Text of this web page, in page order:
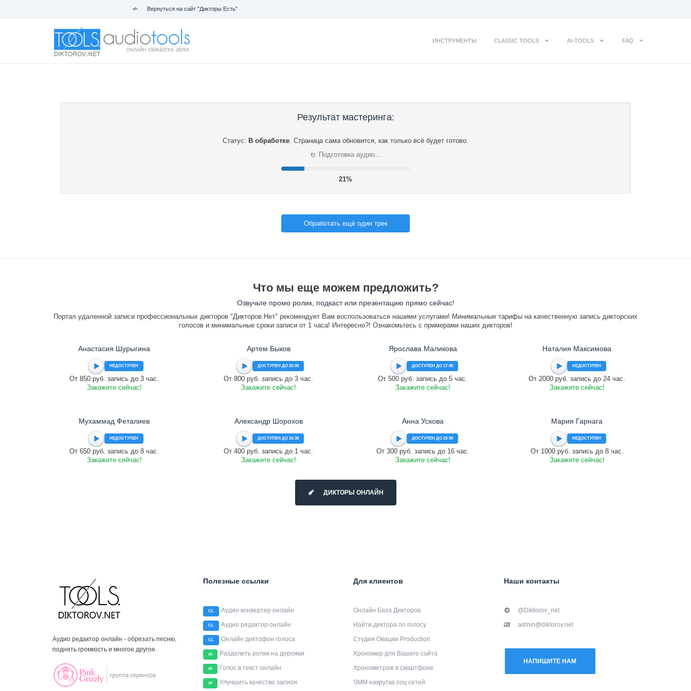
Вернуться на сайт "Дикторы Есть"
ИНСТРУМЕНТЫ CLASSIC TOOLS AI-TOOLS FAQ
Результат мастеринга:
Статус: В обработке. Страница сама обновится, как только всё будет готово.
⟳ Подготовка аудио…
21%
Обработать ещё один трек
Что мы еще можем предложить?
Озвучьте промо ролик, подкаст или презентацию прямо сейчас!
Портал удаленной записи профессиональных дикторов "Дикторов.Нет" рекомендует Вам воспользоваться нашими услугами! Минимальные тарифы на качественную запись дикторских
голосов и минимальные сроки записи от 1 часа! Интересно?! Ознакомьтесь с примерами наших дикторов!
Анастасия Шурыгина
НЕДОСТУПЕН
От 850 руб. запись до 3 час.
Закажите сейчас!
Артем Быков
ДОСТУПЕН ДО 20:00
От 800 руб. запись до 3 час.
Закажите сейчас!
Ярослава Маликова
ДОСТУПЕН ДО 17:00
От 500 руб. запись до 5 час.
Закажите сейчас!
Наталия Максимова
НЕДОСТУПЕН
От 2000 руб. запись до 24 час.
Закажите сейчас!
Мухаммад Феталиев
НЕДОСТУПЕН
От 650 руб. запись до 8 час.
Закажите сейчас!
Александр Шорохов
ДОСТУПЕН ДО 16:30
От 400 руб. запись до 1 час.
Закажите сейчас!
Анна Ускова
ДОСТУПЕН ДО 23:00
От 300 руб. запись до 16 час.
Закажите сейчас!
Мария Гарнага
НЕДОСТУПЕН
От 1000 руб. запись до 8 час.
Закажите сейчас!
ДИКТОРЫ ОНЛАЙН
Аудио редактор онлайн - обрезать песню,
поднять громкость и многое другое.
Полезные ссылки
CL Аудио конвертер онлайн
CL Аудио редактор онлайн
CL Онлайн диктофон голоса
AI Разделить ролик на дорожки
AI Голос в текст онлайн
AI Улучшить качество записи
Для клиентов
Онлайн База Дикторов
Найти диктора по голосу
Студия Овации Production
Хрономер для Вашего сайта
Хронометраж в смартфоне
SMM накрутка соц сетей
Наши контакты
@Diktorov_net
admin@diktorov.net
НАПИШИТЕ НАМ